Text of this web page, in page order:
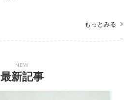
もっとみる
NEW
最新記事